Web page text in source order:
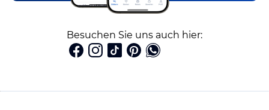
Besuchen Sie uns auch hier: